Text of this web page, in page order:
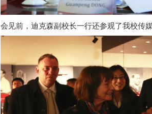
会见前，迪克森副校长一行还参观了我校传